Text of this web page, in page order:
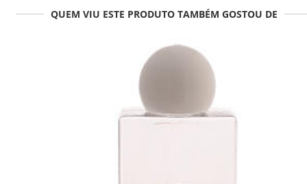
QUEM VIU ESTE PRODUTO TAMBÉM GOSTOU DE